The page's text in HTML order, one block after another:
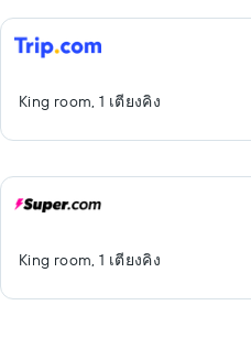
King room, 1 เตียงคิง
King room, 1 เตียงคิง